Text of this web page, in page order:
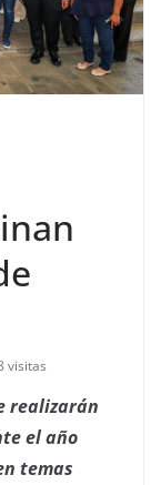
visitas
realizarán
el año
temas